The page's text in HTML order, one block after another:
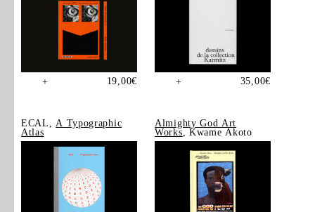
+ 19,00€ + 35,00€
ECAL, A Typographic
Atlas
Almighty God Art
Works , Kwame Akoto